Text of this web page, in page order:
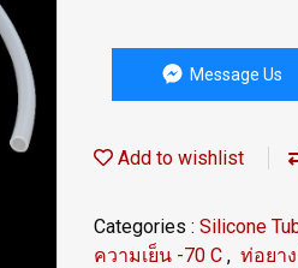
Message Us
Add to wishlist
Categories : Silicone
ความเย็น -70 C , ท่อยา